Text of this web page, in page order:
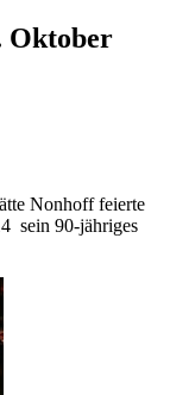
Oktober
Nonhoff feierte
sein 90-jähriges